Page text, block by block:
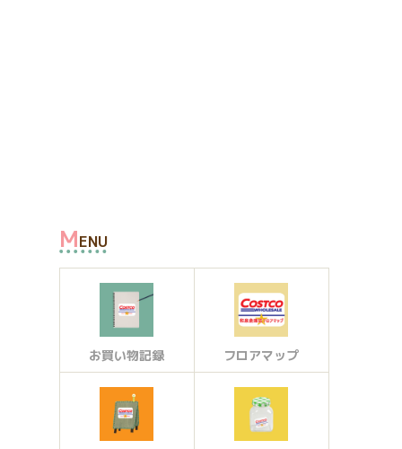
MENU
お買い物記録 フロアマップ